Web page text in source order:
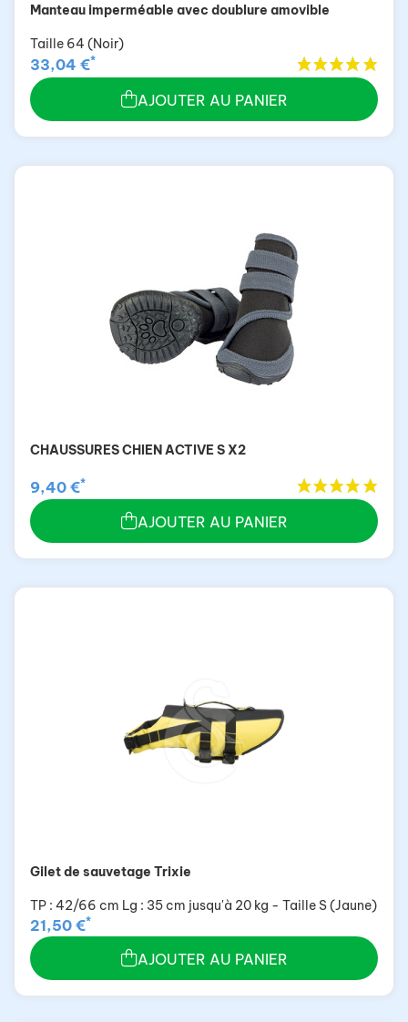
Manteau imperméable avec doublure amovible
Taille 64 (Noir)
33,04 €*
AJOUTER AU PANIER
CHAUSSURES CHIEN ACTIVE S X2
9,40 €*
AJOUTER AU PANIER
Gilet de sauvetage Trixie
TP : 42/66 cm Lg : 35 cm jusqu'à 20 kg - Taille S (Jaune)
21,50 €*
AJOUTER AU PANIER